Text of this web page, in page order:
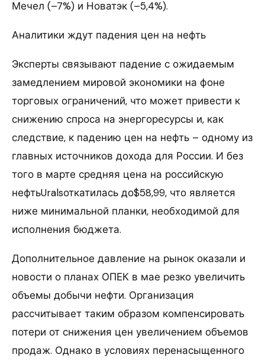
Мечел (–7%) и Новатэк (–5,4%).
Аналитики ждут падения цен на нефть
Эксперты связывают падение с ожидаемым
замедлением мировой экономики на фоне
торговых ограничений, что может привести к
снижению спроса на энергоресурсы и, как
следствие, к падению цен на нефть – одному из
главных источников дохода для России. И без
того в марте средняя цена на российскую
нефтьUralsоткатилась до$58,99, что является
ниже минимальной планки, необходимой для
исполнения бюджета.
Дополнительное давление на рынок оказали и
новости о планах ОПЕК в мае резко увеличить
объемы добычи нефти. Организация
рассчитывает таким образом компенсировать
потери от снижения цен увеличением объемов
продаж. Однако в условиях перенасыщенного